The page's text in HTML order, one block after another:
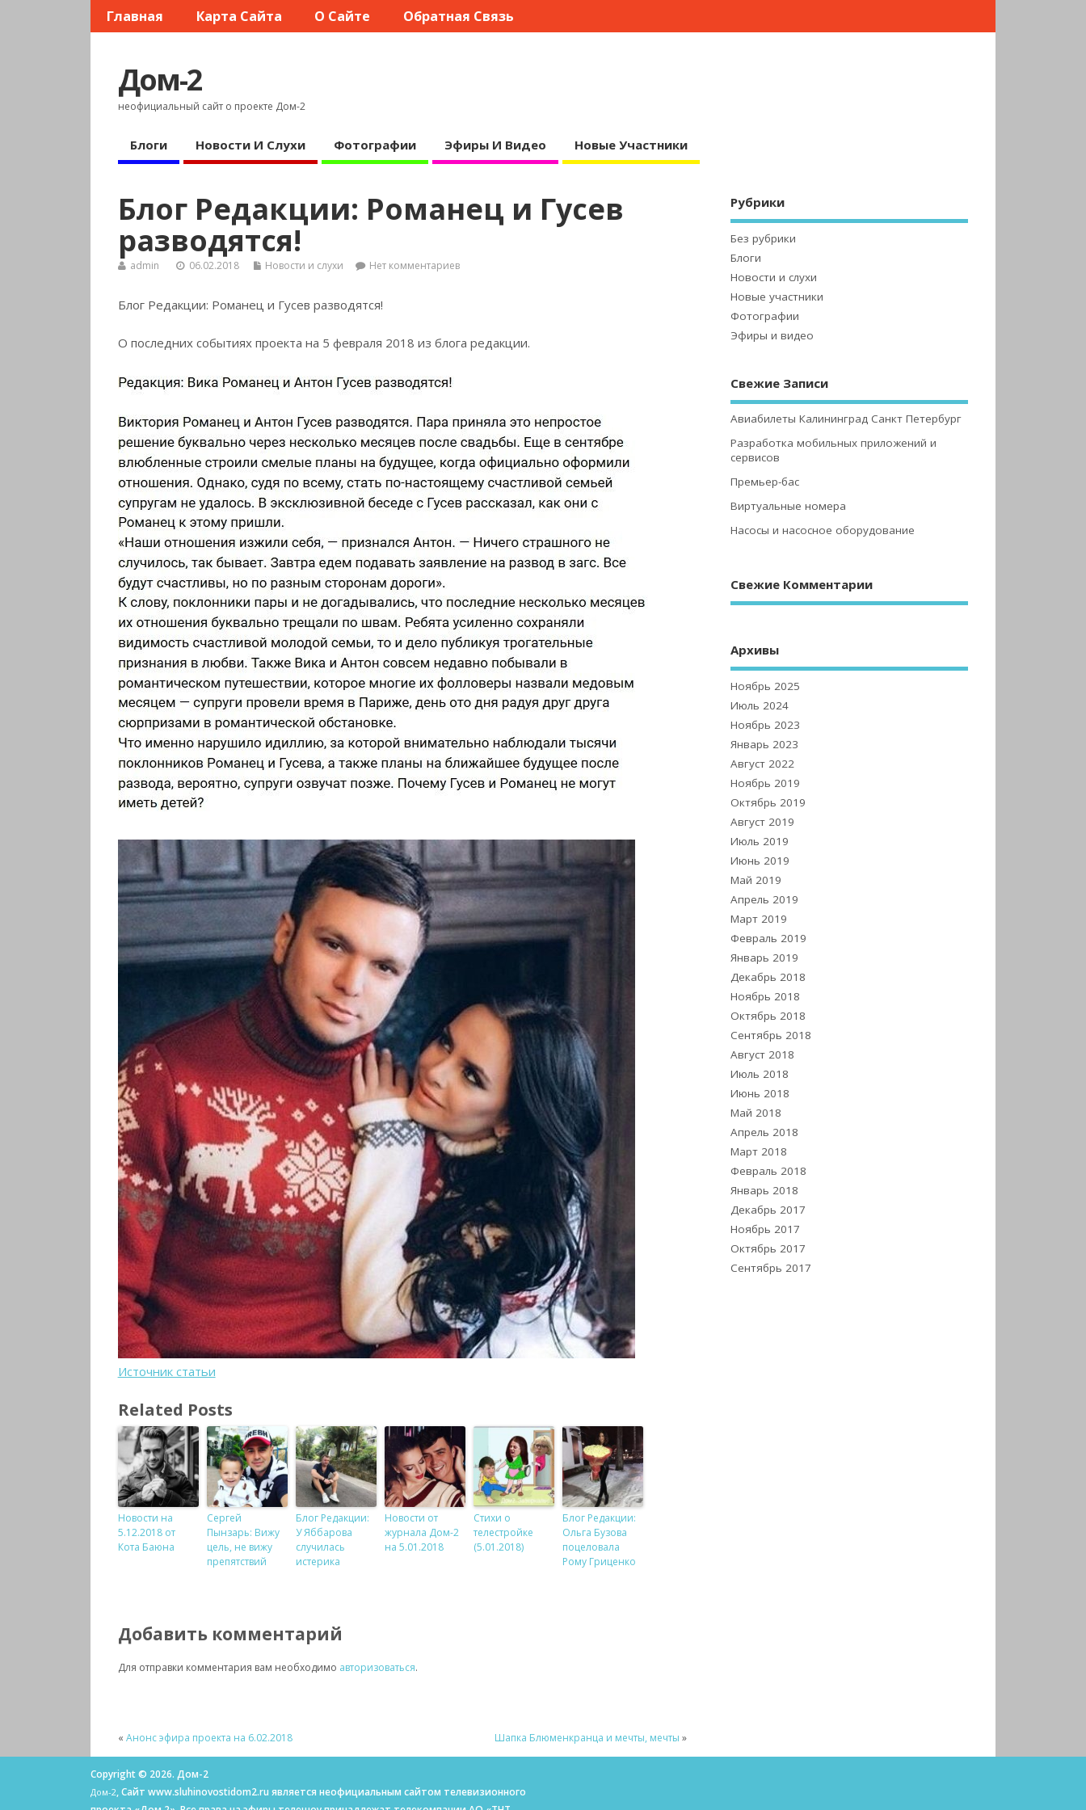
Главная Карта Сайта О Сайте Обратная Связь
Дом-2
неофициальный сайт о проекте Дом-2
Блоги Новости И Слухи Фотографии Эфиры И Видео Новые Участники
Блог Редакции: Романец и Гусев
разводятся!
admin 06.02.2018 Новости и слухи Нет комментариев
Блог Редакции: Романец и Гусев разводятся!
О последних событиях проекта на 5 февраля 2018 из блога редакции.
Источник статьи
Related Posts
Новости на
5.12.2018 от
Кота Баюна
Сергей
Пынзарь: Вижу
цель, не вижу
препятствий
Блог Редакции:
У Яббарова
случилась
истерика
Новости от
журнала Дом-2
на 5.01.2018
Стихи о
телестройке
(5.01.2018)
Блог Редакции:
Ольга Бузова
поцеловала
Рому Гриценко
Добавить комментарий
Для отправки комментария вам необходимо авторизоваться.
« Анонс эфира проекта на 6.02.2018 Шапка Блюменкранца и мечты, мечты »
Рубрики
Без рубрики
Блоги
Новости и слухи
Новые участники
Фотографии
Эфиры и видео
Свежие Записи
Авиабилеты Калининград Санкт Петербург
Разработка мобильных приложений и
сервисов
Премьер-бас
Виртуальные номера
Насосы и насосное оборудование
Свежие Комментарии
Архивы
Ноябрь 2025
Июль 2024
Ноябрь 2023
Январь 2023
Август 2022
Ноябрь 2019
Октябрь 2019
Август 2019
Июль 2019
Июнь 2019
Май 2019
Апрель 2019
Март 2019
Февраль 2019
Январь 2019
Декабрь 2018
Ноябрь 2018
Октябрь 2018
Сентябрь 2018
Август 2018
Июль 2018
Июнь 2018
Май 2018
Апрель 2018
Март 2018
Февраль 2018
Январь 2018
Декабрь 2017
Ноябрь 2017
Октябрь 2017
Сентябрь 2017
Copyright © 2026. Дом-2
Дом-2, Сайт www.sluhinovostidom2.ru является неофициальным сайтом телевизионного